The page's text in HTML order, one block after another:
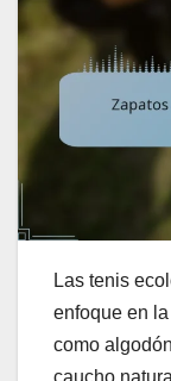
Las tenis
enfoque en
como
caucho